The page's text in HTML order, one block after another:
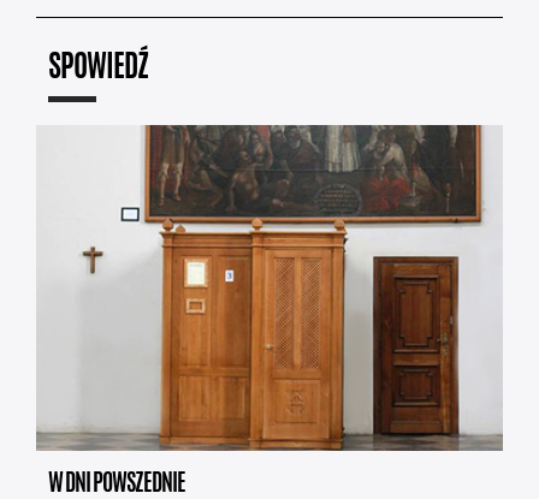
SPOWIEDŹ
W DNI POWSZEDNIE